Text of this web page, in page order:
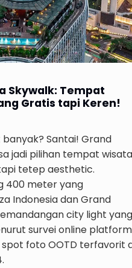
Skywalk: Tempat
Gratis tapi Keren!
Santai! Grand
jadi pilihan tempat wisata
tetep aesthetic.
400 meter yang
Indonesia dan Grand
city light yang
survei online platform
spot foto OOTD terfavorit